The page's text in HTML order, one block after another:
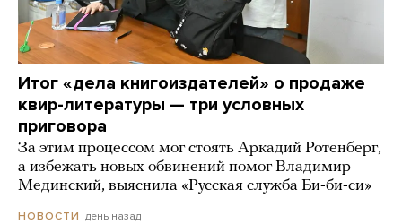
Итог «дела книгоиздателей» о продаже
квир-литературы — три условных
приговора
За этим процессом мог стоять Аркадий Ротенберг,
а избежать новых обвинений помог Владимир
Мединский, выяснила «Русская служба Би-би-си»
НОВОСТИ день назад